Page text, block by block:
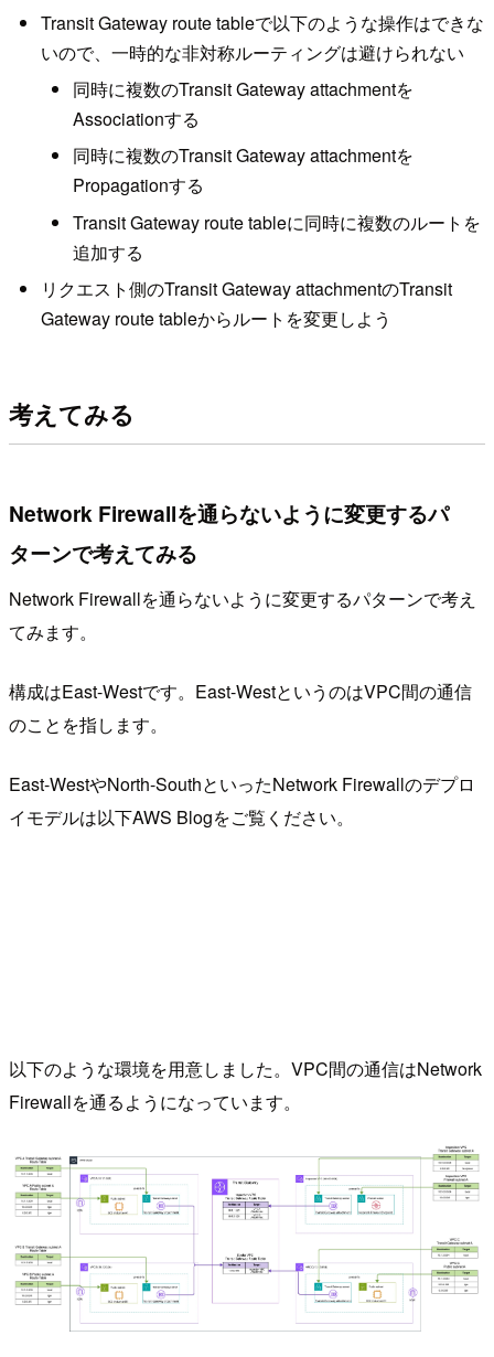
Transit Gateway route tableで以下のような操作はできな
いので、一時的な非対称ルーティングは避けられない
同時に複数のTransit Gateway attachmentを
Associationする
同時に複数のTransit Gateway attachmentを
Propagationする
Transit Gateway route tableに同時に複数のルートを
追加する
リクエスト側のTransit Gateway attachmentのTransit
Gateway route tableからルートを変更しよう
考えてみる
Network Firewallを通らないように変更するパ
ターンで考えてみる
Network Firewallを通らないように変更するパターンで考え
てみます。
構成はEast-Westです。East-WestというのはVPC間の通信
のことを指します。
East-WestやNorth-SouthといったNetwork Firewallのデプロ
イモデルは以下AWS Blogをご覧ください。
以下のような環境を用意しました。VPC間の通信はNetwork
Firewallを通るようになっています。